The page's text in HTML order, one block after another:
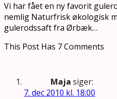
Vi har fået en ny favorit
nemlig Naturfrisk økologisk
gulerodssaft fra Ørbæk…
This Post Has 7 Comments
Maja siger:
7. dec 2010 kl. 18:00